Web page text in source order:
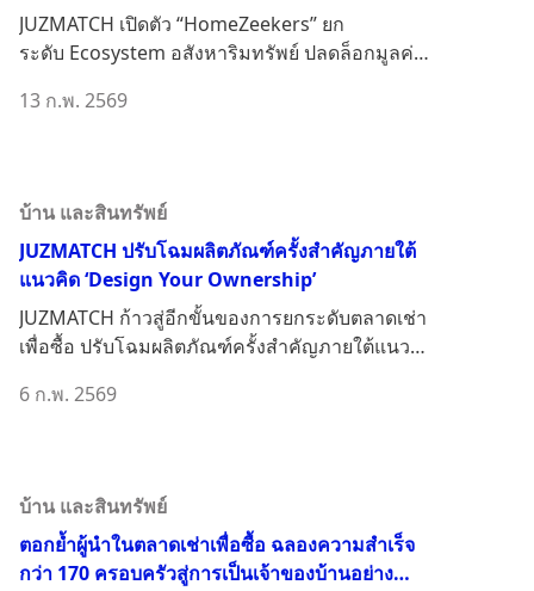
JUZMATCH เปิดตัว “HomeZeekers” ยก
ระดับ Ecosystem อสังหาริมทรัพย์ ปลดล็อกมูลค่า
13 ก.พ. 2569
บ้าน และสินทรัพย์
JUZMATCH ปรับโฉมผลิตภัณฑ์ครั้งสำคัญภายใต้
แนวคิด ‘Design Your Ownership’​
JUZMATCH ก้าวสู่อีกขั้นของการยกระดับตลาดเช่า
เพื่อซื้อ ปรับโฉมผลิตภัณฑ์ครั้งสำคัญภายใต้แนวคิด
6 ก.พ. 2569
บ้าน และสินทรัพย์
ตอกย้ำผู้นำในตลาดเช่าเพื่อซื้อ ฉลองความสำเร็จ
กว่า 170 ครอบครัวสู่การเป็นเจ้าของบ้านอย่าง